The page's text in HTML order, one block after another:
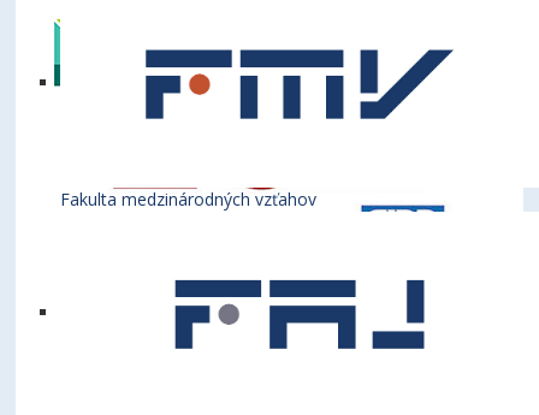
Fakulta medzinárodných vzťahov